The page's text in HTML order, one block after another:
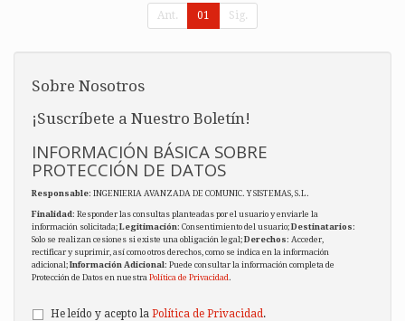
Ant. 01 Sig.
Sobre Nosotros
¡Suscríbete a Nuestro Boletín!
INFORMACIÓN BÁSICA SOBRE
PROTECCIÓN DE DATOS
Responsable: INGENIERIA AVANZADA DE COMUNIC. Y SISTEMAS, S.L.
Finalidad: Responder las consultas planteadas por el usuario y enviarle la
información solicitada;Legitimación: Consentimiento del usuario;Destinatarios:
Solo se realizan cesiones si existe una obligación legal;Derechos: Acceder,
rectificar y suprimir, así como otros derechos, como se indica en la información
adicional;Información Adicional: Puede consultar la información completa de
Protección de Datos en nuestra Política de Privacidad.
He leído y acepto la Política de Privacidad .